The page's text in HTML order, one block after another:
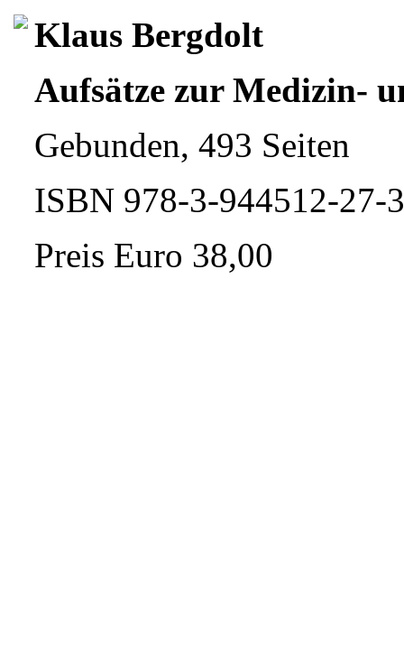
Klaus Bergdolt
Aufsätze zur Medizin-
Gebunden, 493 Seiten
ISBN 978-3-944512-27-3
Preis Euro 38,00